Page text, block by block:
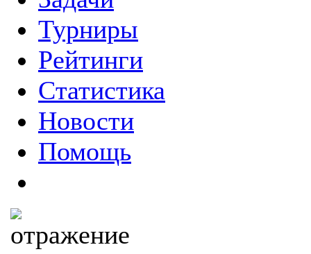
Турниры
Рейтинги
Статистика
Новости
Помощь